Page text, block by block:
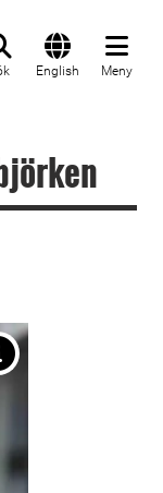
English Meny